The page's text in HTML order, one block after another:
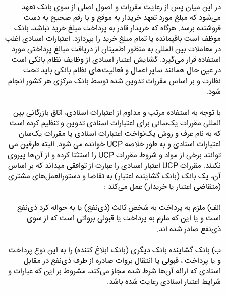
در این میان پس از رعایت مقررات و اصول اصلی از سوی بانک تعهد
می‌شود که مبلغ مورد تعهد خریدار به موقع و با رقم صحیح به دست
فروشنده برسد. هرگاه که خریدار قادر به پرداخت مبلغ خرید نباشد، بانک
موظف است باقیمانده یا تمام مبلغ خرید را بپردازد. اعتبارات اسنادی اغلب
در معاملات بین المللی به منظور اطمینان از دریافت مبالغ پرداختی مورد
استفاده قرار می‌گیرد. گشایش اعتبار اسنادی از وظایف نظام بانکی است
در عین حال همانند سایر اعمال و فعالیت‌های نظام بانکی باید تحت
نظارت و بر اساس مقررات تدوین شده توسط بانک مرکزی هر کشور انجام
شود.
با توجه به استفاده مرتب و مداوم از اعتبارات اسنادی، اتاق بازرگانی بین
المللی مقررات یک‌سانی برای اعتبارات اسنادی تدوین و تنظیم کرده است
که به نام عرف و روش یک‌نواخت اعتبارات اسنادی یا مقررات یک‌سان
اعتبارات اسنادی و به طور خلاصه UCP خوانده می شود. البته طرفین می
توانند برخی از مواد و شروط مقررات UCP را استثنا کرده و از آن‌ها پیروی
نکنند. مقررات UCP اعتبار اسنادی را عبارت از توافقی میداند که بر اساس
آن، یک بانک (بانک گشاینده اعتبار) به تقاضا و دستورالعمل‌های مشتری
(متقاضی اعتبار یا خریدار) عمل می‌کند :
الف) ملزم به پرداخت به شخص ثالث (ذی‌نفع) یا به حواله کرد ذی‌نفع
است و یا این که ملزم به پرداخت یا قبولی برواتی است که از سوی
ذی‌نفع صادر شده اند.
ب) بانک گشاینده بانک دیگری (بانک ابلاغ کننده) را به این نوع پرداخت
و یا پرداخت ، قبولی یا انتقال بروات صادره از طرف ذی‌نفع در مقابل
اسنادی که ارائه آن‌ها شرط شده مجاز می‌کند، مشروط بر این که عبارات و
شرایط اعتبار اسنادی رعایت شده باشد.